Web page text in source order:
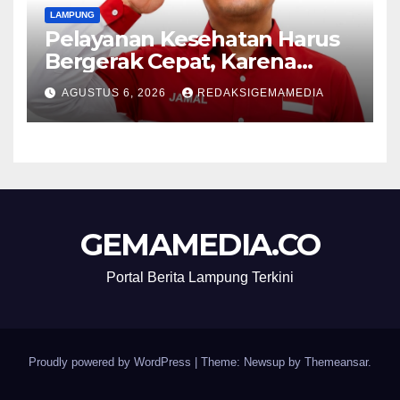
LAMPUNG
Pelayanan Kesehatan Harus
Bergerak Cepat, Karena
Nyawa Tidak Bisa Menunggu
AGUSTUS 6, 2026 REDAKSIGEMAMEDIA
GEMAMEDIA.CO
Portal Berita Lampung Terkini
Proudly powered by WordPress Theme: Newsup by Themeansar.